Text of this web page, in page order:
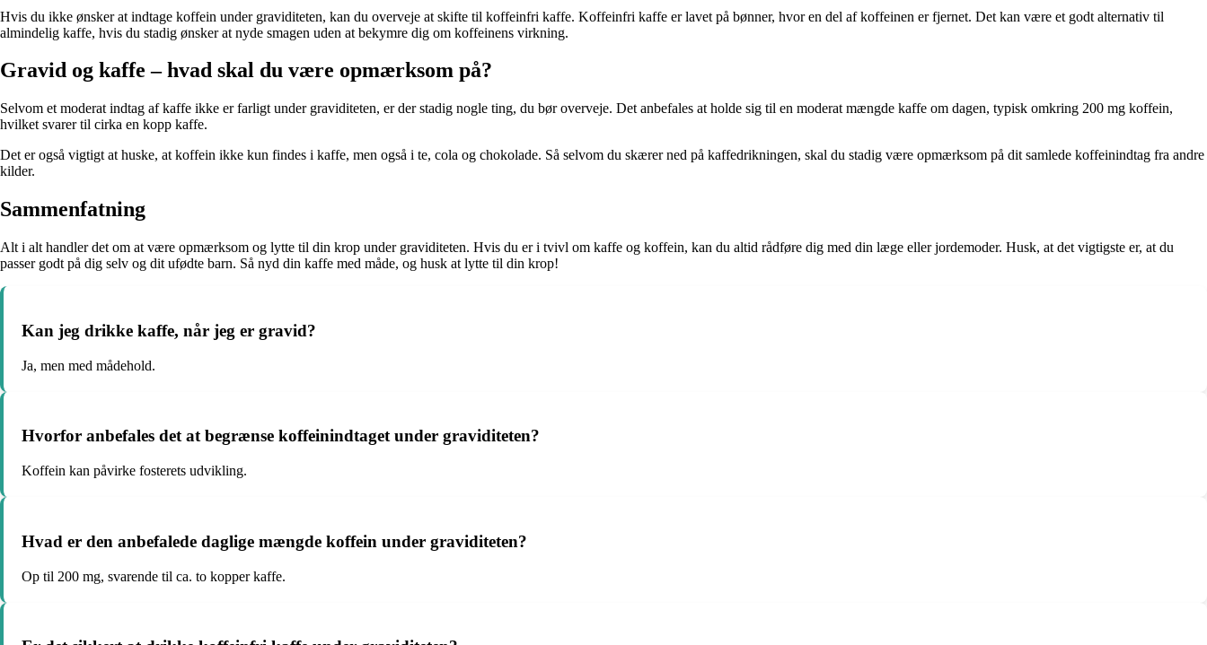
Hvis du ikke ønsker at indtage koffein under graviditeten, kan du overveje at skifte til koffeinfri kaffe. Koffeinfri kaffe er lavet på bønner, hvor en del af koffeinen er fjernet. Det kan være et godt alternativ til
almindelig kaffe, hvis du stadig ønsker at nyde smagen uden at bekymre dig om koffeinens virkning.
Gravid og kaffe – hvad skal du være opmærksom på?
Selvom et moderat indtag af kaffe ikke er farligt under graviditeten, er der stadig nogle ting, du bør overveje. Det anbefales at holde sig til en moderat mængde kaffe om dagen, typisk omkring 200 mg koffein,
hvilket svarer til cirka en kopp kaffe.
Det er også vigtigt at huske, at koffein ikke kun findes i kaffe, men også i te, cola og chokolade. Så selvom du skærer ned på kaffedrikningen, skal du stadig være opmærksom på dit samlede koffeinindtag fra andre
kilder.
Sammenfatning
Alt i alt handler det om at være opmærksom og lytte til din krop under graviditeten. Hvis du er i tvivl om kaffe og koffein, kan du altid rådføre dig med din læge eller jordemoder. Husk, at det vigtigste er, at du
passer godt på dig selv og dit ufødte barn. Så nyd din kaffe med måde, og husk at lytte til din krop!
Kan jeg drikke kaffe, når jeg er gravid?
Ja, men med mådehold.
Hvorfor anbefales det at begrænse koffeinindtaget under graviditeten?
Koffein kan påvirke fosterets udvikling.
Hvad er den anbefalede daglige mængde koffein under graviditeten?
Op til 200 mg, svarende til ca. to kopper kaffe.